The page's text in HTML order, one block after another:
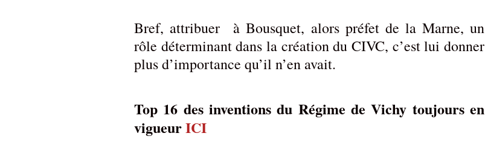
Bref, attribuer à Bousquet, alors préfet de la Marne, un
rôle déterminant dans la création du CIVC, c’est lui donner
plus d’importance qu’il n’en avait.
Top 16 des inventions du Régime de Vichy toujours en
vigueurICI